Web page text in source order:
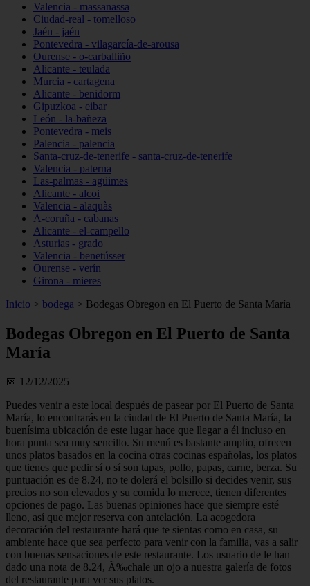
Valencia - massanassa
Ciudad-real - tomelloso
Jaén - jaén
Pontevedra - vilagarcía-de-arousa
Ourense - o-carballiño
Alicante - teulada
Murcia - cartagena
Alicante - benidorm
Gipuzkoa - eibar
León - la-bañeza
Pontevedra - meis
Palencia - palencia
Santa-cruz-de-tenerife - santa-cruz-de-tenerife
Valencia - paterna
Las-palmas - agüimes
Alicante - alcoi
Valencia - alaquàs
A-coruña - cabanas
Alicante - el-campello
Asturias - grado
Valencia - benetússer
Ourense - verín
Girona - mieres
Inicio > bodega > Bodegas Obregon en El Puerto de Santa María
Bodegas Obregon en El Puerto de Santa
María
📅 12/12/2025
Puedes venir a este local después de pasear por El Puerto de Santa
María, lo encontrarás en la ciudad de El Puerto de Santa María, la
buenísima ubicación de este lugar hace que llegar a él incluso en
hora punta sea muy sencillo. Su menú es bastante amplio, ofrecen
unos platos basados en la cocina otras cocinas españolas, los platos
que tienes que pedir sí o sí son tapas, pollo, papas, carne, berza. Su
puntuación es de 8.24, no te dolerá el bolsillo si decides venir, sus
precios no son elevados y su comida lo merece, tienen diferentes
opciones de pago. Las buenas opiniones hace que siempre esté
lleno, así que mejor reserva con antelación. La acogedora
decoración del restaurante hará que te sientas como en casa, su
ambiente hace que sea perfecto para venir con la familia, vas a salir
con buenas sensaciones de este restaurante. Los usuario de le han
dado una nota de 8.24, Ã‰chale un ojo a nuestra galería de fotos
del restaurante para ver sus platos.